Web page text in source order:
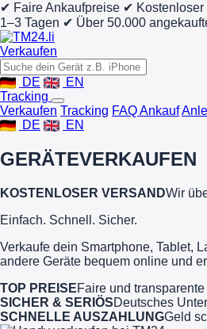
✔ Faire Ankaufpreise ✔ Kostenloser
1–3 Tagen ✔ Über 50.000
Verkaufen
DE
EN
Tracking
Verkaufen Tracking FAQ Ankauf
DE
EN
GERÄTEVERKAUFEN
KOSTENLOSER VERSANDWir
Einfach. Schnell. Sicher.
Verkaufe dein Smartphone, Tablet,
andere Geräte bequem online und
TOP PREISEFaire und
SICHER & SERIÖSDeutsches
SCHNELLE AUSZAHLUNGGeld